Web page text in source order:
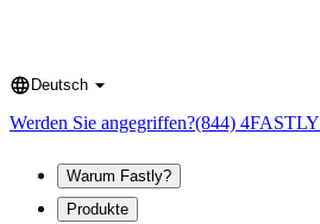
Language
Deutsch
Werden Sie angegriffen?(844) 4FASTLY
Warum Fastly?
Produkte